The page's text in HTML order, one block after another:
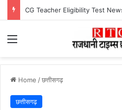
Menu
Home /छत्तीसगढ़
छत्तीसगढ़